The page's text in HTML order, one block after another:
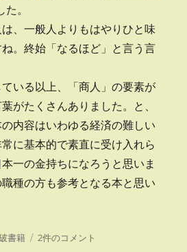
。
、一般人よりもはやりひと味
。終始「なるほど」と言う言
いる以上、「商人」の要素が
がたくさんありました。と、
内容はいわゆる経済の難しい
に基本的で素直に受け入れら
一の金持ちになろうと思いま
種の方も参考となる本と思い
書籍
日
2件のコメント